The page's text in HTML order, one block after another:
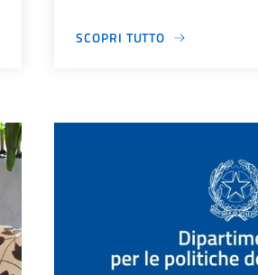
SCOPRI TUTTO